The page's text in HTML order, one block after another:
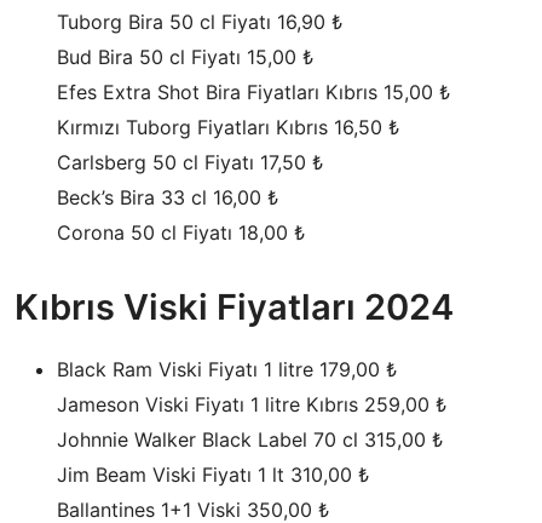
Tuborg Bira 50 cl Fiyatı 16,90 ₺
Bud Bira 50 cl Fiyatı 15,00 ₺
Efes Extra Shot Bira Fiyatları Kıbrıs 15,00 ₺
Kırmızı Tuborg Fiyatları Kıbrıs 16,50 ₺
Carlsberg 50 cl Fiyatı 17,50 ₺
Beck’s Bira 33 cl 16,00 ₺
Corona 50 cl Fiyatı 18,00 ₺
Kıbrıs Viski Fiyatları 2024
Black Ram Viski Fiyatı 1 litre 179,00 ₺
Jameson Viski Fiyatı 1 litre Kıbrıs 259,00 ₺
Johnnie Walker Black Label 70 cl 315,00 ₺
Jim Beam Viski Fiyatı 1 lt 310,00 ₺
Ballantines 1+1 Viski 350,00 ₺